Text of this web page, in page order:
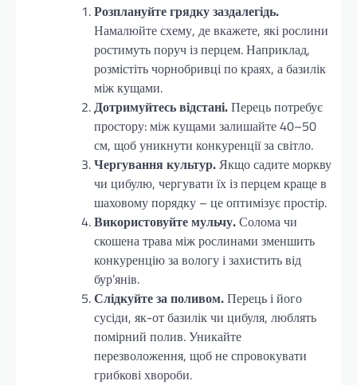
Розплануйте грядку заздалегідь.
Намалюйте схему, де вкажете, які рослини
ростимуть поруч із перцем. Наприклад,
розмістіть чорнобривці по краях, а базилік
між кущами.
Дотримуйтесь відстані.Перець потребує
простору: між кущами залишайте 40–50
см, щоб уникнути конкуренції за світло.
Чергування культур.Якщо садите моркву
чи цибулю, чергувати їх із перцем краще в
шаховому порядку – це оптимізує простір.
Використовуйте мульчу.Солома чи
скошена трава між рослинами зменшить
конкуренцію за вологу і захистить від
бур’янів.
Слідкуйте за поливом.Перець і його
сусіди, як-от базилік чи цибуля, люблять
помірний полив. Уникайте
перезволоження, щоб не спровокувати
грибкові хвороби.